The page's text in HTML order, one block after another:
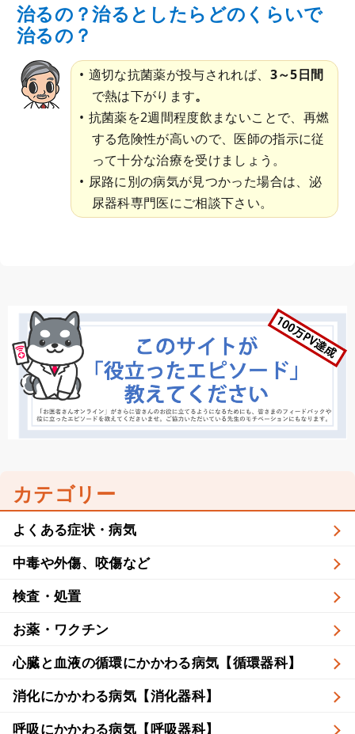
治るの？治るとしたらどのくらいで
治るの？
適切な抗菌薬が投与されれば、 3～5日間
で熱は下がります。
抗菌薬を2週間程度飲まないことで、再燃
する危険性が高いので、医師の指示に従
って十分な治療を受けましょう。
尿路に別の病気が見つかった場合は、泌
尿器科専門医にご相談下さい。
カテゴリー
よくある症状・病気
中毒や外傷、咬傷など
検査・処置
お薬・ワクチン
心臓と血液の循環にかかわる病気【循環器科】
消化にかかわる病気【消化器科】
呼吸にかかわる病気【呼吸器科】